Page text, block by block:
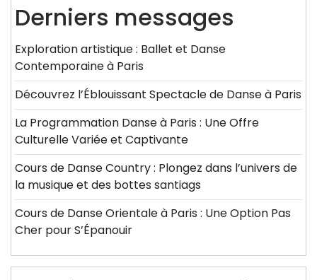
Derniers messages
Exploration artistique : Ballet et Danse
Contemporaine à Paris
Découvrez l’Éblouissant Spectacle de Danse à Paris
La Programmation Danse à Paris : Une Offre
Culturelle Variée et Captivante
Cours de Danse Country : Plongez dans l’univers de
la musique et des bottes santiags
Cours de Danse Orientale à Paris : Une Option Pas
Cher pour S’Épanouir